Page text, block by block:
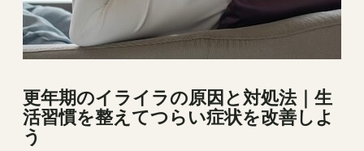
更年期のイライラの原因と対処法｜生
活習慣を整えてつらい症状を改善しよ
う